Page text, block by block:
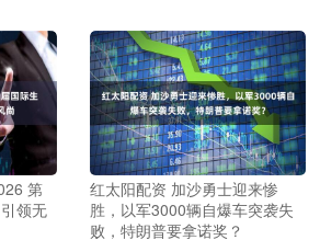
第
领无
红太阳配资 加沙勇士迎来惨
胜，以军3000辆自爆车突袭失
败，特朗普要拿诺奖？